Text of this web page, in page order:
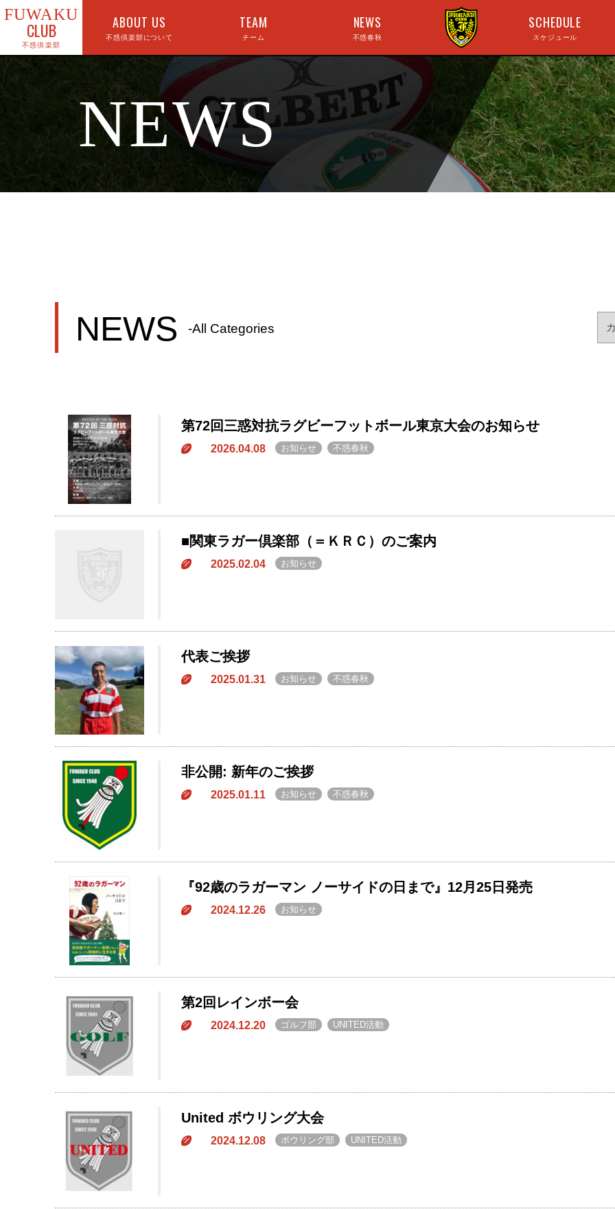
FUWAKU
CLUB ABOUT US
不惑倶楽部について
TEAM
チーム
NEWS
不惑春秋
SCHEDULE
スケジュール
NEWS
NEWS -All Categories
第72回三惑対抗ラグビーフットボール東京大会のお知らせ
2026.04.08 お知らせ 不惑春秋
■関東ラガー倶楽部（＝ＫＲＣ）のご案内
2025.02.04 お知らせ
代表ご挨拶
2025.01.31 お知らせ 不惑春秋
非公開: 新年のご挨拶
2025.01.11 お知らせ 不惑春秋
『92歳のラガーマン ノーサイドの日まで』12月25日発売
2024.12.26 お知らせ
第2回レインボー会
2024.12.20 ゴルフ部 UNITED活動
United ボウリング大会
2024.12.08 ボウリング部 UNITED活動